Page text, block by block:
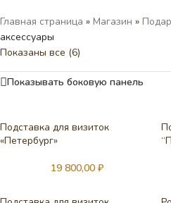
Главная страница » Магазин »
аксессуары
Показаны все (6)
Показывать боковую панель
Подставка для визиток
«Петербург»
19 800,00 ₽